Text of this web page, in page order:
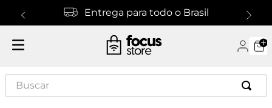
Entrega para todo o Brasil
Buscar